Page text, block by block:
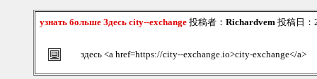
узнать больше Здесь city--exchange 投稿者： Richardvem 投稿日：
здесь <a href=https://city--exchange.io>city-exchange</a>